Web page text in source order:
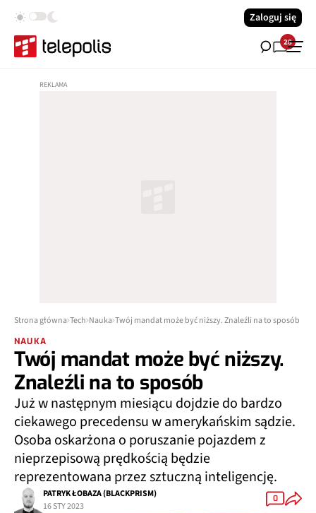
Zaloguj się
28
Strona główna Tech Nauka Twój mandat może być niższy. Znaleźli na to sposób
NAUKA
Twój mandat może być niższy.
Znaleźli na to sposób
Już w następnym miesiącu dojdzie do bardzo
ciekawego precedensu w amerykańskim sądzie.
Osoba oskarżona o poruszanie pojazdem z
nieprzepisową prędkością będzie
reprezentowana przez sztuczną inteligencję.
PATRYK ŁOBAZA (BLACKPRISM)
16 STY 2023
0